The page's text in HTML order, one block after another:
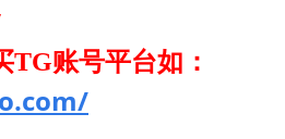
TG账号平台如 ：